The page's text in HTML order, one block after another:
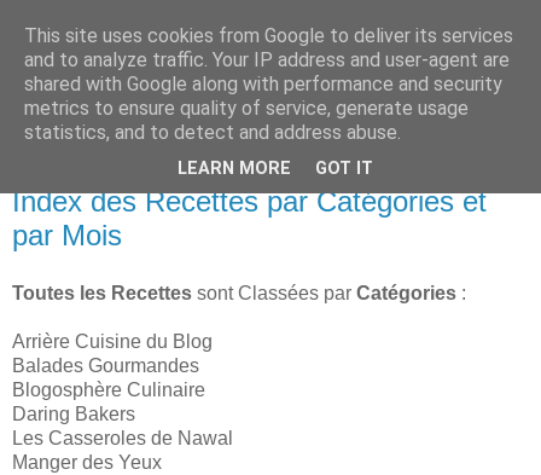
mercredi, décembre 01, 2004
Index des Recettes par Catégories et
par Mois
Toutes les Recettes sont Classées par Catégories :
Arrière Cuisine du Blog
Balades Gourmandes
Blogosphère Culinaire
Daring Bakers
Les Casseroles de Nawal
Manger des Yeux
This site uses cookies from Google to deliver its services
and to analyze traffic. Your IP address and user-agent are
shared with Google along with performance and security
metrics to ensure quality of service, generate usage
statistics, and to detect and address abuse.
LEARN MORE GOT IT